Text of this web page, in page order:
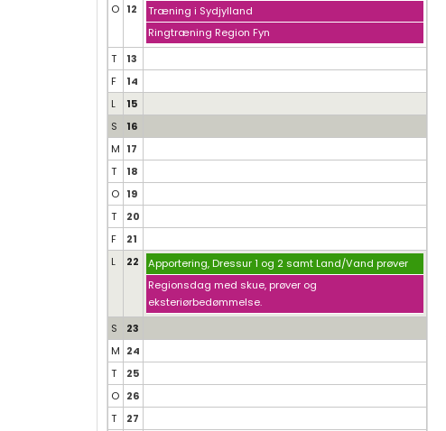
O 12
Træning i Sydjylland
Ringtræning Region Fyn
T
13
F
14
L
15
S
16
M 17
T
18
O 19
T
20
F
21
L
22
Apportering, Dressur 1 og 2 samt Land/Vand prøver
Regionsdag med skue, prøver og
eksteriørbedømmelse.
S
23
M 24
T
25
O 26
T
27